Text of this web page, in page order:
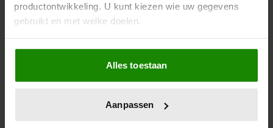
productontwikkeling. U kunt kiezen wie uw gegevens
gebruikt en met welke doelen.
Als u het toestaat, willen we ook graag:
Informatie verzamelen over uw geografische
locatie, die tot een paar meter nauwkeurig kan zijn
scannen op specifieke eigenschappen (fingerprinting)
Alles toestaan
Aanpassen